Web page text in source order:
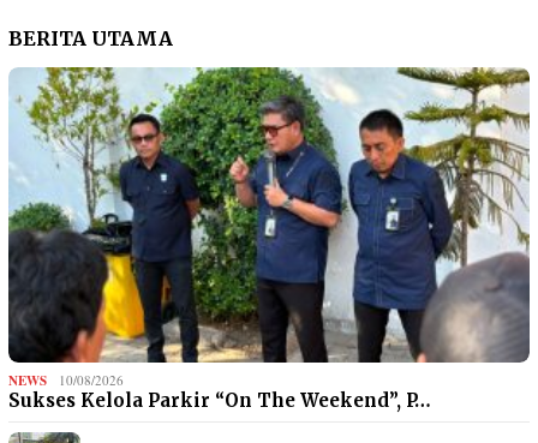
BERITA UTAMA
NEWS 10/08/2026
Sukses Kelola Parkir “On The Weekend”, P…